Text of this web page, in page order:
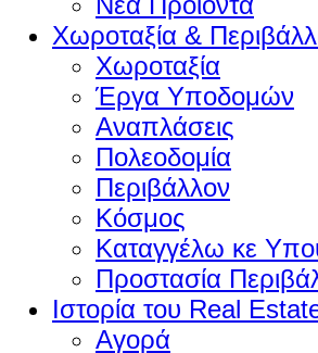
Χωροταξία &
Χωροταξία
Έργα Υποδομών
Αναπλάσεις
Πολεοδομία
Περιβάλλον
Κόσμος
Καταγγέλω κε
Προστασία
Ιστορία του Real
Αγορά